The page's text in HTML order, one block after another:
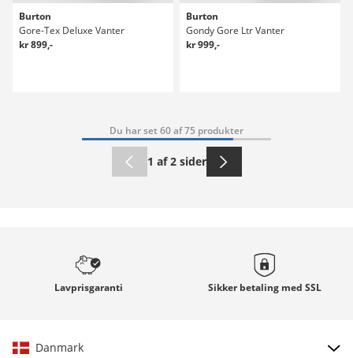
Burton
Gore-Tex Deluxe Vanter
kr 899,-
Burton
Gondy Gore Ltr Vanter
kr 999,-
Du har set 60 af 75 produkter
1 af 2 sider
Lavprisgaranti Sikker betaling med SSL
Danmark